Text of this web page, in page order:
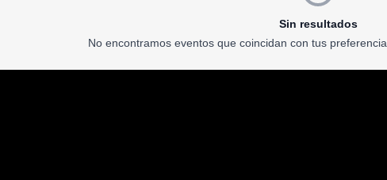
Sin resultados
No encontramos eventos que coincidan con tus